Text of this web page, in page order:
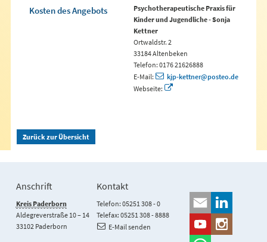
Kosten des Angebots
Psychotherapeutische Praxis für
Kinder und Jugendliche - Sonja
Kettner
Ortwaldstr. 2
33184 Altenbeken
Telefon: 0176 21626888
E-Mail:
kjp-kettner@posteo.de
Webseite:
Zurück zur Übersicht
Anschrift
Kreis Paderborn
Aldegreverstraße 10 – 14
33102 Paderborn
Kontakt
Telefon: 05251 308 - 0
Telefax: 05251 308 - 8888
E-Mail senden